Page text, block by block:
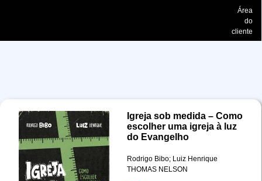
Área
do
cliente
Igreja sob medida – Como
escolher uma igreja à luz
do Evangelho
Rodrigo Bibo; Luiz Henrique
THOMAS NELSON